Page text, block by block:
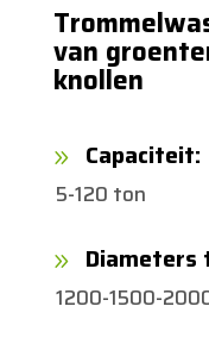
van
knollen
9 Capaciteit:
5-120 ton
9 Diameters
1200-1500-